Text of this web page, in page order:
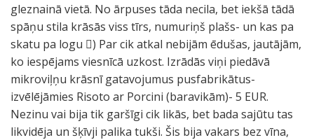
gleznainā vietā. No ārpuses tāda necila, bet iekšā tādā
spāņu stila krāsās viss tīrs, numuriņš plašs- un kas pa
skatu pa logu ) Par cik atkal nebijām ēdušas, jautājām,
ko iespējams viesnīcā uzkost. Izrādās viņi piedāvā
mikroviļņu krāsnī gatavojumus pusfabrikātus-
izvēlējāmies Risoto ar Porcini (baravikām)- 5 EUR.
Nezinu vai bija tik garšīgi cik likās, bet bada sajūtu tas
likvidēja un šķīvji palika tukši. Šis bija vakars bez vīna,